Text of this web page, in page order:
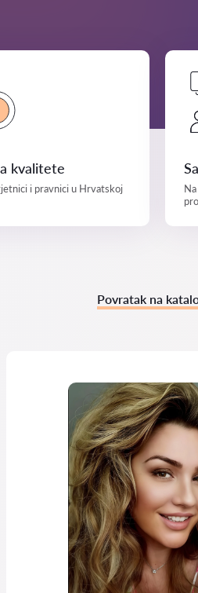
kvalitete
i pravnici u Hrvatskoj
Povratak na